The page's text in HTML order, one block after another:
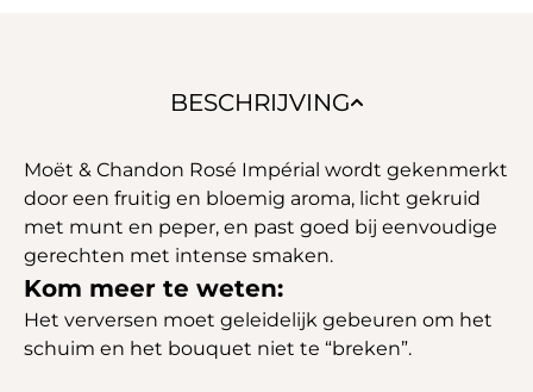
BESCHRIJVING
Moët & Chandon Rosé Impérial wordt gekenmerkt
door een fruitig en bloemig aroma, licht gekruid
met munt en peper, en past goed bij eenvoudige
gerechten met intense smaken.
Kom meer te weten:
Het verversen moet geleidelijk gebeuren om het
schuim en het bouquet niet te “breken”.